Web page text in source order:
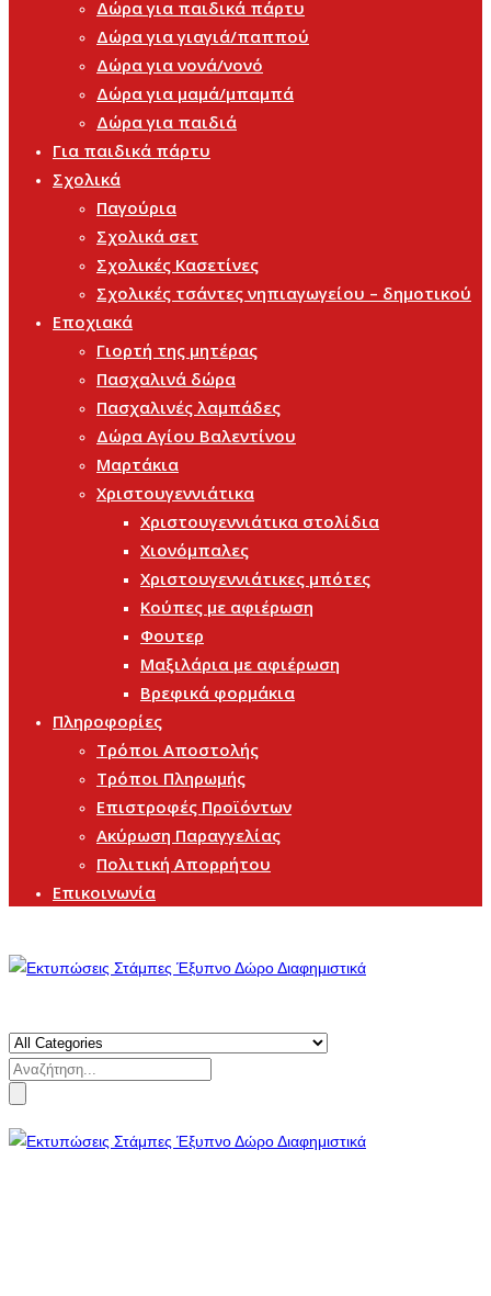
Δώρα για παιδικά πάρτυ
Δώρα για γιαγιά/παππού
Δώρα για νονά/νονό
Δώρα για μαμά/μπαμπά
Δώρα για παιδιά
Για παιδικά πάρτυ
Σχολικά
Παγούρια
Σχολικά σετ
Σχολικές Κασετίνες
Σχολικές τσάντες νηπιαγωγείου – δημοτικού
Εποχιακά
Γιορτή της μητέρας
Πασχαλινά δώρα
Πασχαλινές λαμπάδες
Δώρα Αγίου Βαλεντίνου
Μαρτάκια
Χριστουγεννιάτικα
Χριστουγεννιάτικα στολίδια
Χιονόμπαλες
Χριστουγεννιάτικες μπότες
Κούπες με αφιέρωση
Φουτερ
Μαξιλάρια με αφιέρωση
Βρεφικά φορμάκια
Πληροφορίες
Τρόποι Αποστολής
Τρόποι Πληρωμής
Επιστροφές Προϊόντων
Ακύρωση Παραγγελίας
Πολιτική Απορρήτου
Επικοινωνία
Search